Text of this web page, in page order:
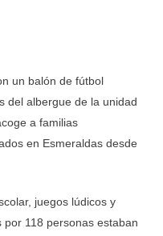
un balón de fútbol
del albergue de la unidad
a familias
en Esmeraldas desde
juegos lúdicos y
118 personas estaban